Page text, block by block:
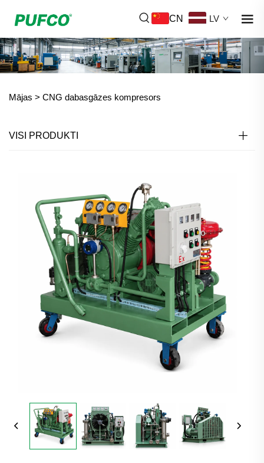
CN LV
Mājas > CNG dabasgāzes kompresors
VISI PRODUKTI